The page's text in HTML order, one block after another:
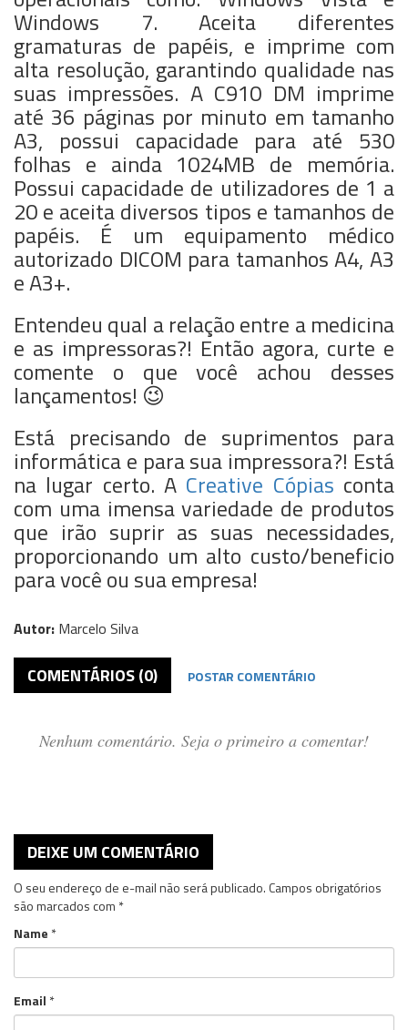
Windows 7. Aceita diferentes
gramaturas de papéis, e imprime com
alta resolução, garantindo qualidade nas
suas impressões. A C910 DM imprime
até 36 páginas por minuto em tamanho
A3, possui capacidade para até 530
folhas e ainda 1024MB de memória.
Possui capacidade de utilizadores de 1 a
20 e aceita diversos tipos e tamanhos de
papéis. É um equipamento médico
autorizado DICOM para tamanhos A4, A3
e A3+.
Entendeu qual a relação entre a medicina
e as impressoras?! Então agora, curte e
comente o que você achou desses
lançamentos! 😉
Está precisando de suprimentos para
informática e para sua impressora?! Está
na lugar certo. A Creative Cópias conta
com uma imensa variedade de produtos
que irão suprir as suas necessidades,
proporcionando um alto custo/beneficio
para você ou sua empresa!
Autor: Marcelo Silva
COMENTÁRIOS (0) POSTAR COMENTÁRIO
Nenhum comentário. Seja o primeiro a comentar!
DEIXE UM COMENTÁRIO
O seu endereço de e-mail não será publicado. Campos obrigatórios
são marcados com *
Name *
Email *